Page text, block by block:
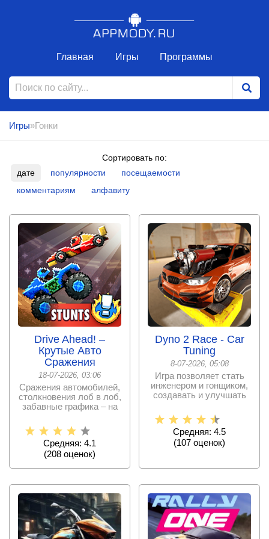
Главная Игры Программы
Игры»Гонки
Сортировать по:
дате
популярности
посещаемости
комментариям
алфавиту
Drive Ahead! –
Крутые Авто
Сражения
18-07-2026, 03:06
Сражения автомобилей,
столкновения лоб в лоб,
забавные графика – на
Средняя: 4.1
(208 оценок)
Dyno 2 Race - Car
Tuning
8-07-2026, 05:08
Игра позволяет стать
инженером и гонщиком,
создавать и улучшать
Средняя: 4.5
(107 оценок)